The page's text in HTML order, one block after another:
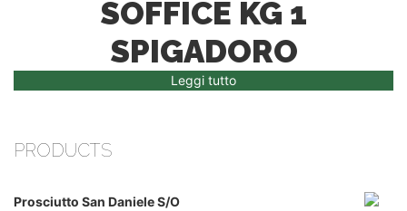
SOFFICE KG 1
SPIGADORO
Leggi tutto
PRODUCTS
Prosciutto San Daniele S/o